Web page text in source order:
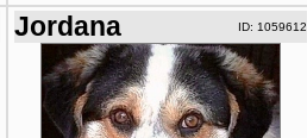
Jordana ID: 1059612